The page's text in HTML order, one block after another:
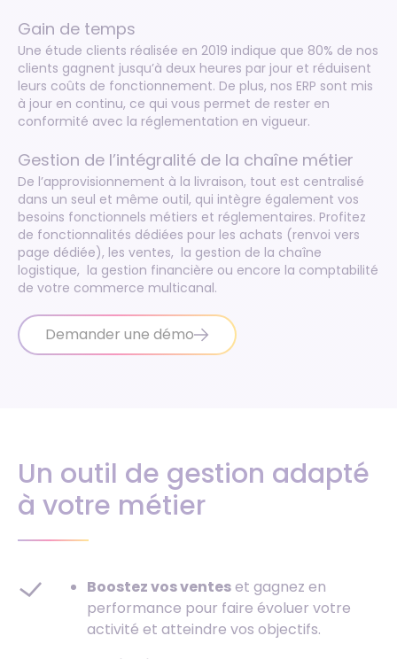
Gain de temps
Une étude clients réalisée en 2019 indique que 80% de nos
clients gagnent jusqu’à deux heures par jour et réduisent
leurs coûts de fonctionnement. De plus, nos ERP sont mis
à jour en continu, ce qui vous permet de rester en
conformité avec la réglementation en vigueur.
Gestion de l’intégralité de la chaîne métier
De l’approvisionnement à la livraison, tout est centralisé
dans un seul et même outil, qui intègre également vos
besoins fonctionnels métiers et réglementaires. Profitez
de fonctionnalités dédiées pour les achats (renvoi vers
page dédiée), les ventes, la gestion de la chaîne
logistique, la gestion financière ou encore la comptabilité
de votre commerce multicanal.
Demander une démo
Un outil de gestion adapté
à votre métier
Boostez vos venteset gagnez en
performance pour faire évoluer votre
activité et atteindre vos objectifs.